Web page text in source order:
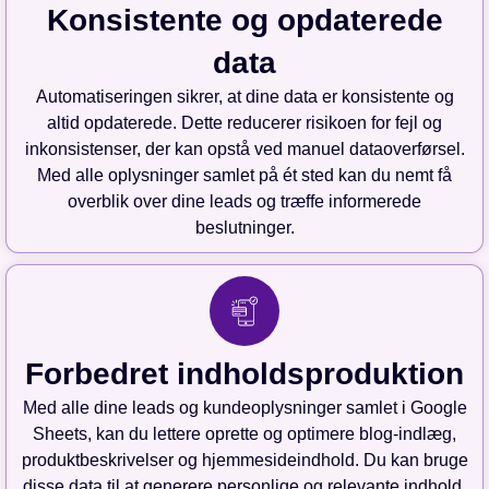
Konsistente og opdaterede
data
Automatiseringen sikrer, at dine data er konsistente og
altid opdaterede. Dette reducerer risikoen for fejl og
inkonsistenser, der kan opstå ved manuel dataoverførsel.
Med alle oplysninger samlet på ét sted kan du nemt få
overblik over dine leads og træffe informerede
beslutninger.
Forbedret indholdsproduktion
Med alle dine leads og kundeoplysninger samlet i Google
Sheets, kan du lettere oprette og optimere blog-indlæg,
produktbeskrivelser og hjemmesideindhold. Du kan bruge